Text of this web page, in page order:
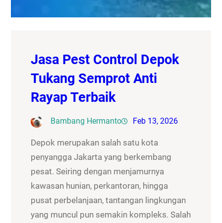
Jasa Pest Control Depok
Tukang Semprot Anti
Rayap Terbaik
Bambang Hermanto Feb 13, 2026
Depok merupakan salah satu kota
penyangga Jakarta yang berkembang
pesat. Seiring dengan menjamurnya
kawasan hunian, perkantoran, hingga
pusat perbelanjaan, tantangan lingkungan
yang muncul pun semakin kompleks. Salah